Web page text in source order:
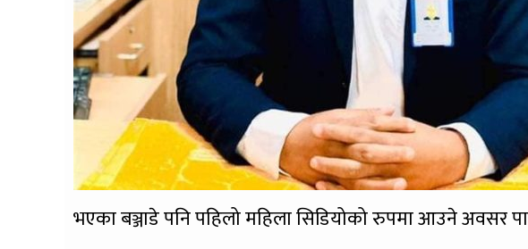
भएका बञ्जाडे पनि पहिलो महिला सिडियोको रुपमा आउने अवसर